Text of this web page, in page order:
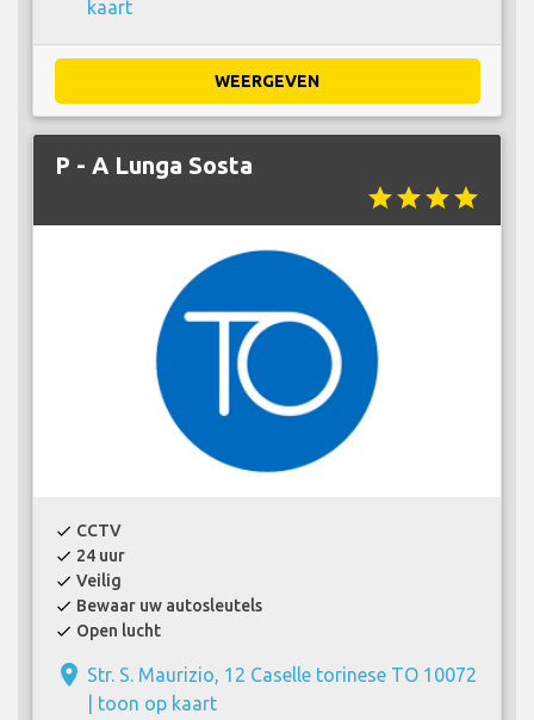
kaart
WEERGEVEN
P - A Lunga Sosta
starstarstarstar
check CCTV
check 24 uur
check Veilig
check Bewaar uw autosleutels
check Open lucht
place Str. S. Maurizio, 12 Caselle torinese TO 10072
toon op kaart